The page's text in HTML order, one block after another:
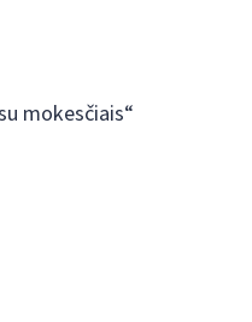
mokesčiais“